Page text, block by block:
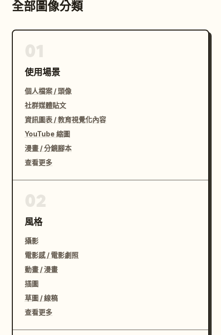
全部圖像分類
使用場景
個人檔案 / 頭像
社群媒體貼文
資訊圖表 / 教育視覺化內容
YouTube 縮圖
漫畫 / 分鏡腳本
查看更多
風格
攝影
電影感 / 電影劇照
動畫 / 漫畫
插圖
草圖 / 線稿
查看更多